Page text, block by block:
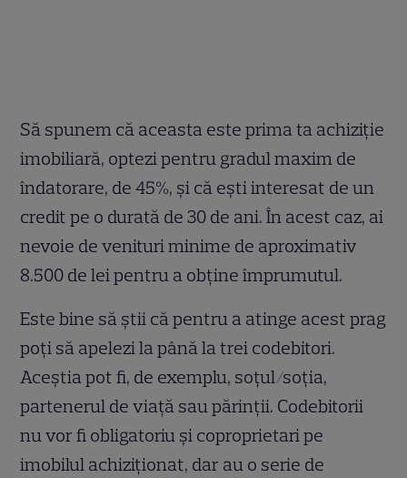
Să spunem că aceasta este prima ta achiziție
imobiliară, optezi pentru gradul maxim de
îndatorare, de 45%, și că ești interesat de un
credit pe o durată de 30 de ani. În acest caz, ai
nevoie de venituri minime de aproximativ
8.500 de lei pentru a obține împrumutul.
Este bine să știi că pentru a atinge acest prag
poți să apelezi la până la trei codebitori.
Aceștia pot fi, de exemplu, soțul/soția,
partenerul de viață sau părinții. Codebitorii
nu vor fi obligatoriu și coproprietari pe
imobilul achiziționat, dar au o serie de